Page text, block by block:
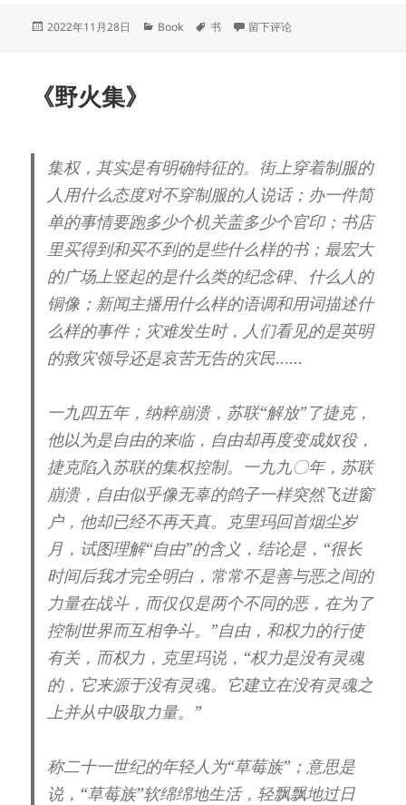
发
2022年11月28日
分
Book
标
书 于《三只虫草》
留下评论
《野火集》
集权，其实是有明确特征的。街上穿着制服的
人用什么态度对不穿制服的人说话；办一件简
单的事情要跑多少个机关盖多少个官印；书店
里买得到和买不到的是些什么样的书；最宏大
的广场上竖起的是什么类的纪念碑、什么人的
铜像；新闻主播用什么样的语调和用词描述什
么样的事件；灾难发生时，人们看见的是英明
的救灾领导还是哀苦无告的灾民……
一九四五年，纳粹崩溃，苏联“解放”了捷克，
他以为是自由的来临，自由却再度变成奴役，
捷克陷入苏联的集权控制。一九九〇年，苏联
崩溃，自由似乎像无辜的鸽子一样突然飞进窗
户，他却已经不再天真。克里玛回首烟尘岁
月，试图理解“自由”的含义，结论是，“很长
时间后我才完全明白，常常不是善与恶之间的
力量在战斗，而仅仅是两个不同的恶，在为了
控制世界而互相争斗。”自由，和权力的行使
有关，而权力，克里玛说，“权力是没有灵魂
的，它来源于没有灵魂。它建立在没有灵魂之
上并从中吸取力量。”
称二十一世纪的年轻人为“草莓族”；意思是
说，“草莓族”软绵绵地生活，轻飘飘地过日